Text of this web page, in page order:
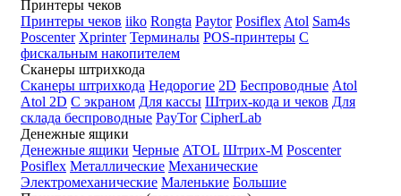
Принтеры чеков
Принтеры чеков iiko Rongta Paytor Posiflex Atol Sam4s
Poscenter Xprinter Терминалы POS-принтеры С
фискальным накопителем
Сканеры штрихкода
Сканеры штрихкода Недорогие 2D Беспроводные Atol
Atol 2D С экраном Для кассы Штрих-кода и чеков Для
склада беспроводные PayTor CipherLab
Денежные ящики
Денежные ящики Черные ATOL Штрих-М Poscenter
Posiflex Металлические Механические
Электромеханические Маленькие Большие